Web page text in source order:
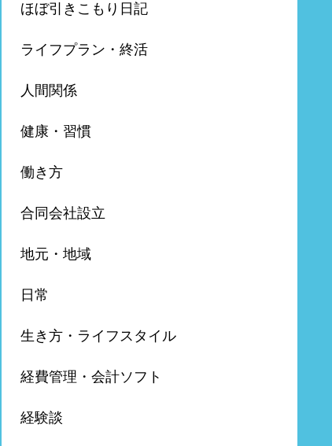
ほぼ引きこもり日記
ライフプラン・終活
人間関係
健康・習慣
働き方
合同会社設立
地元・地域
日常
生き方・ライフスタイル
経費管理・会計ソフト
経験談